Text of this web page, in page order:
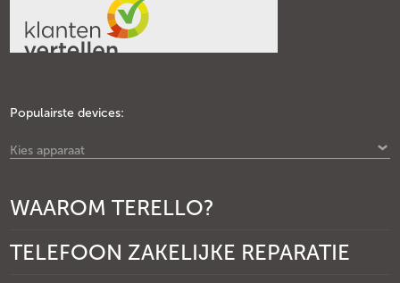
Populairste devices:
Kies apparaat
WAAROM TERELLO?
TELEFOON ZAKELIJKE REPARATIE